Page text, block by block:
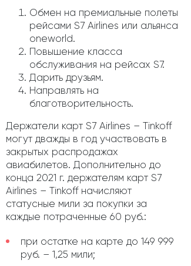
Обмен на премиальные полеты
рейсами S7 Airlines или альянса
oneworld.
Повышение класса
обслуживания на рейсах S7.
Дарить друзьям.
Направлять на
благотворительность.
Держатели карт S7 Airlines – Tinkoff
могут дважды в год участвовать в
закрытых распродажах
авиабилетов. Дополнительно до
конца 2021 г. держателям карт S7
Airlines – Tinkoff начисляют
статусные мили за покупки за
каждые потраченные 60 руб.:
при остатке на карте до 149 999
руб. – 1,25 мили;